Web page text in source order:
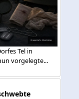
Tel in
vorgelegte...